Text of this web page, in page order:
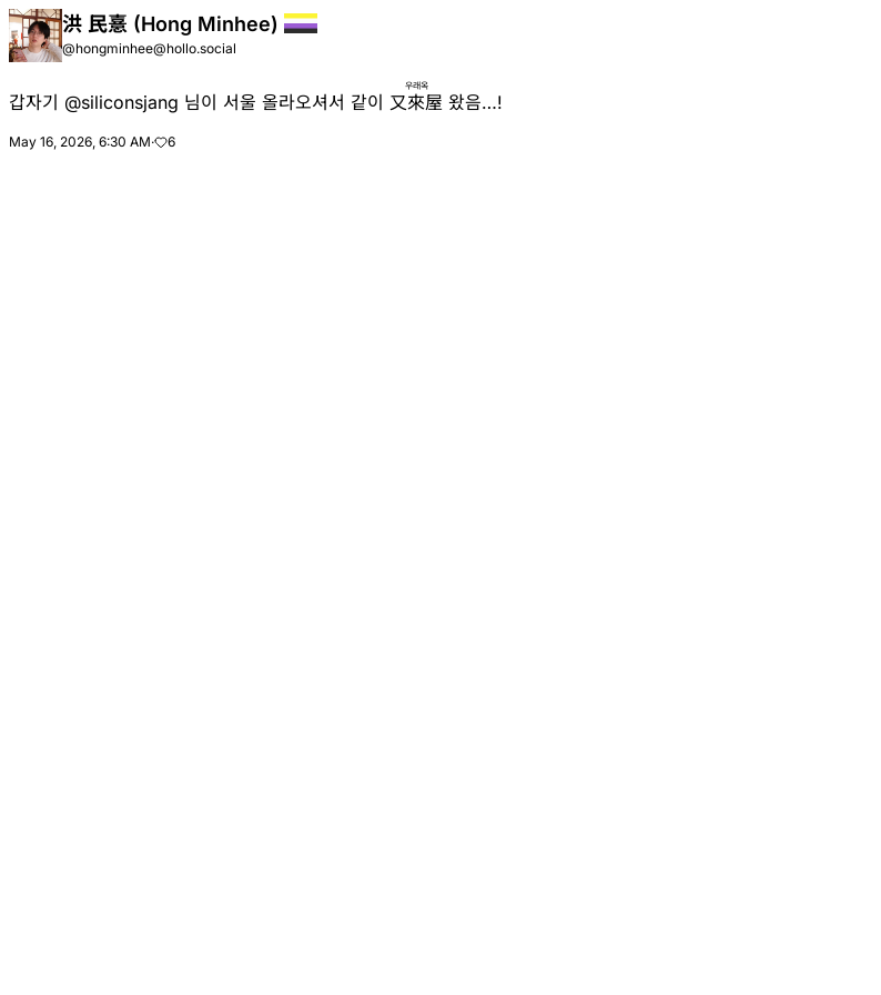
洪 民憙 (Hong Minhee)
@hongminhee@hollo.social
갑자기 @siliconsjang 님이 서울 올라오셔서 같이 又來屋
우래옥
왔음…!
May 16, 2026, 6:30 AM· 6